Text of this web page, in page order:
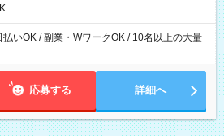
いOK / 副業・WワークOK / 10名以上の大量
応募する 詳細へ